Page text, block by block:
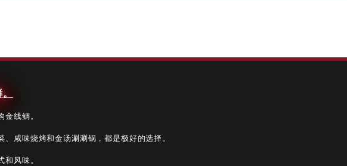
线鲷。
咸味烧烤和金汤涮涮锅，都是极好的选择。
风味。